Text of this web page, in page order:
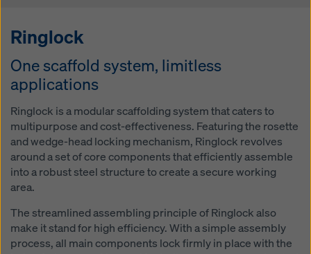
Ringlock
One scaffold system, limitless
applications
Ringlock is a modular scaffolding system that caters to
multipurpose and cost-effectiveness. Featuring the rosette
and wedge-head locking mechanism, Ringlock revolves
around a set of core components that efficiently assemble
into a robust steel structure to create a secure working
area.
The streamlined assembling principle of Ringlock also
make it stand for high efficiency. With a simple assembly
process, all main components lock firmly in place with the